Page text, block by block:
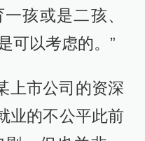
孩或是二孩、
可以考虑的。”
上市公司的资深
业的不公平此前